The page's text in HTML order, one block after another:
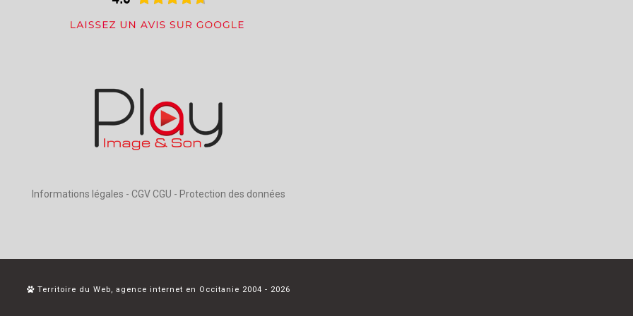
Informations légales - CGV CGU - Protection des données
Territoire du Web, agence internet en Occitanie 2004 - 2026